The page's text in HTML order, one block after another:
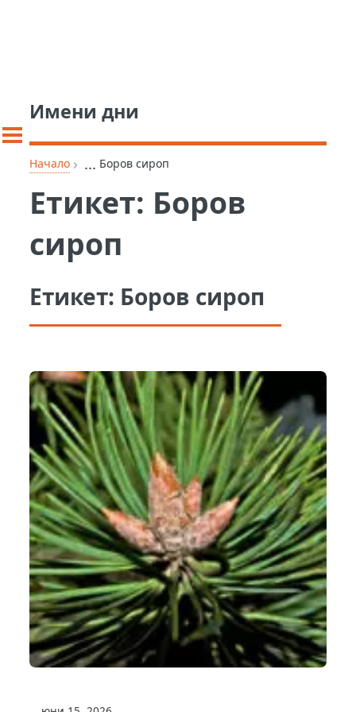
Имени дни
Начало › ... Боров сироп
Етикет: Боров
сироп
Етикет: Боров сироп